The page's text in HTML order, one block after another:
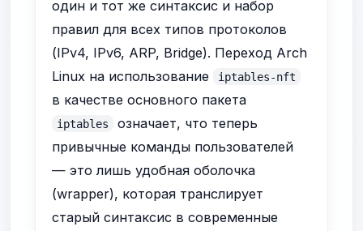
один и тот же синтаксис и набор
правил для всех типов протоколов
(IPv4, IPv6, ARP, Bridge). Переход Arch
Linux на использование
iptables-nft
в качестве основного пакета
iptables
означает, что теперь
привычные команды пользователей
— это лишь удобная оболочка
(wrapper), которая транслирует
старый синтаксис в современные